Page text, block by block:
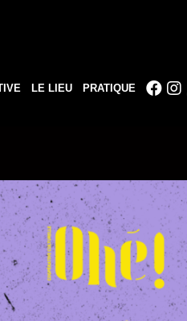
LE LIEU PRATIQUE